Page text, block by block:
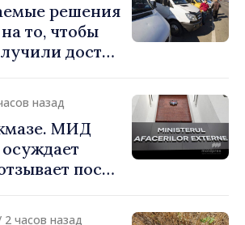
решения
то, чтобы
доступ
назад
МИД
посла
2 часов назад